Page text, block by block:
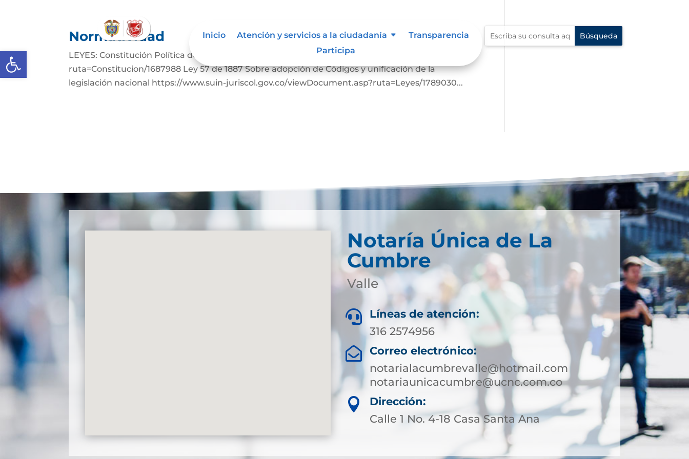
Abrir barra de herramientas
Inicio Atención y servicios a la ciudadanía
Transparencia
Participa
Normatividad
LEYES: Constitución Política de Colombia. https://www.suin-juriscol.gov.co/viewDocument.asp?
ruta=Constitucion/1687988 Ley 57 de 1887 Sobre adopción de Códigos y unificación de la
legislación nacional https://www.suin-juriscol.gov.co/viewDocument.asp?ruta=Leyes/1789030...
Notaría Única de La
Cumbre
Valle

Líneas de atención:
316 2574956

Correo electrónico:
notarialacumbrevalle@hotmail.com
notariaunicacumbre@ucnc.com.co

Dirección:
Calle 1 No. 4-18 Casa Santa Ana